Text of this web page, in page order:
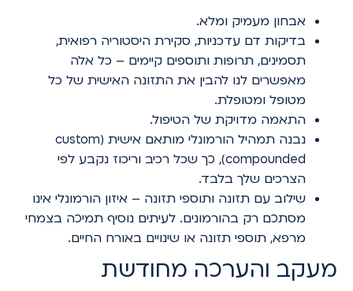
אבחון מעמיק ומלא.
בדיקות דם עדכניות, סקירת היסטוריה רפואית,
תסמינים, תרופות ותוספים קיימים – כל אלה
מאפשרים לנו להבין את התזונה האישית של כל
מטופל ומטופלת.
התאמה מדויקת של הטיפול.
נבנה תמהיל הורמונלי מותאם אישית (custom
compounded), כך שכל רכיב וריכוז נקבע לפי
הצרכים שלך בלבד.
שילוב עם תזונה ותוספי תזונה – איזון הורמונלי אינו
מסתכם רק בהורמונים. לעיתים נוסיף תמיכה בצמחי
מרפא, תוספי תזונה או שינויים באורח החיים.
מעקב והערכה מחודשת